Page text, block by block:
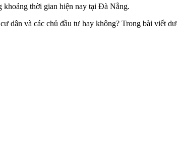
khoảng thời gian hiện nay tại Đà Nẵng.
dân và các chủ đầu tư hay không? Trong bài viết